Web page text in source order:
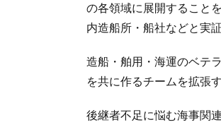
の各領域に展開すること
内造船所・船社などと実
造船・舶用・海運のベテ
を共に作るチームを拡張す
後継者不足に悩む海事関